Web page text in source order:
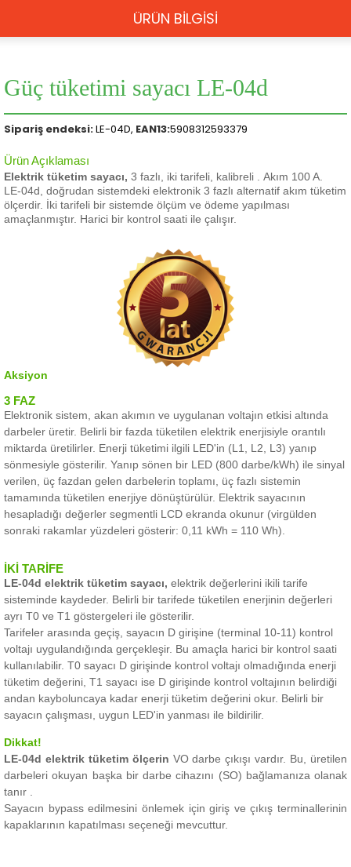
ÜRÜN BİLGİSİ
Güç tüketimi sayacı LE-04d
Sipariş endeksi:LE-04D, EAN13:5908312593379
Ürün Açıklaması
Elektrik tüketim sayacı, 3 fazlı, iki tarifeli, kalibreli
Akım 100 A.
LE-04d, doğrudan sistemdeki elektronik 3 fazlı alternatif akım tüketim
ölçerdir. İki tarifeli bir sistemde ölçüm ve ödeme yapılması
amaçlanmıştır. Harici bir kontrol saati ile çalışır.
Aksiyon
3 FAZ
Elektronik sistem, akan akımın ve uygulanan voltajın etkisi altında
darbeler üretir. Belirli bir fazda tüketilen elektrik enerjisiyle orantılı
miktarda üretilirler. Enerji tüketimi ilgili LED'in (L1, L2, L3) yanıp
sönmesiyle gösterilir. Yanıp sönen bir LED (800 darbe/kWh) ile sinyal
verilen, üç fazdan gelen darbelerin toplamı, üç fazlı sistemin
tamamında tüketilen enerjiye dönüştürülür. Elektrik sayacının
hesapladığı değerler segmentli LCD ekranda okunur (virgülden
sonraki rakamlar yüzdeleri gösterir: 0,11 kWh = 110 Wh).
İKİ TARİFE
LE-04d elektrik tüketim sayacı, elektrik değerlerini ikili tarife
sisteminde kaydeder. Belirli bir tarifede tüketilen enerjinin değerleri
ayrı T0 ve T1 göstergeleri ile gösterilir.
Tarifeler arasında geçiş, sayacın D girişine (terminal 10-11) kontrol
voltajı uygulandığında gerçekleşir. Bu amaçla harici bir kontrol saati
kullanılabilir. T0 sayacı D girişinde kontrol voltajı olmadığında enerji
tüketim değerini, T1 sayacı ise D girişinde kontrol voltajının belirdiği
andan kayboluncaya kadar enerji tüketim değerini okur. Belirli bir
sayacın çalışması, uygun LED'in yanması ile bildirilir.
Dikkat!
LE-04d elektrik tüketim ölçerin VO darbe çıkışı vardır. Bu, üretilen
darbeleri okuyan başka bir darbe cihazını (SO) bağlamanıza olanak
tanır
Sayacın bypass edilmesini önlemek için giriş ve çıkış terminallerinin
kapaklarının kapatılması seçeneği mevcuttur.